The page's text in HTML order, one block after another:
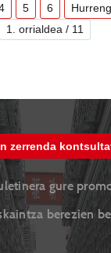
5 6
1. orrialdea / 11
zerrenda
gure
berezien